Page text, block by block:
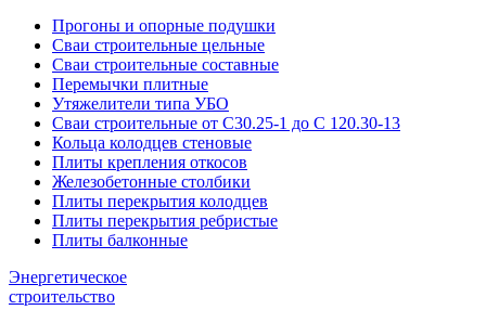
Прогоны и опорные подушки
Сваи строительные цельные
Сваи строительные составные
Перемычки плитные
Утяжелители типа УБО
Сваи строительные от С30.25-1 до С 120.30-13
Кольца колодцев стеновые
Плиты крепления откосов
Железобетонные столбики
Плиты перекрытия колодцев
Плиты перекрытия ребристые
Плиты балконные
Энергетическое
строительство